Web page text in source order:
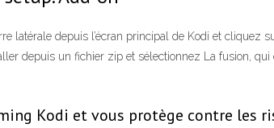
latérale depuis l’écran principal de Kodi et cliquez
depuis un fichier zip et sélectionnez La fusion,
Kodi et vous protège contre les